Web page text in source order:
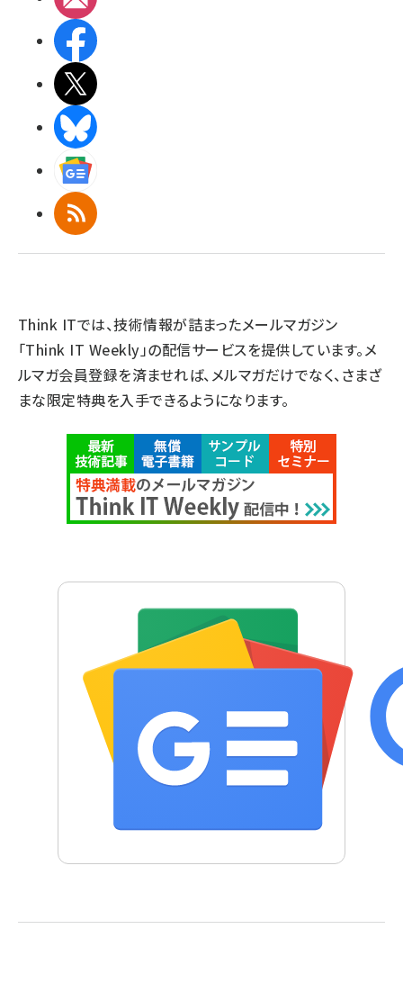
RSS
Think ITでは、技術情報が詰まったメールマガジン
「Think IT Weekly」の配信サービスを提供しています。メ
ルマガ会員登録を済ませれば、メルマガだけでなく、さまざ
まな限定特典を入手できるようになります。